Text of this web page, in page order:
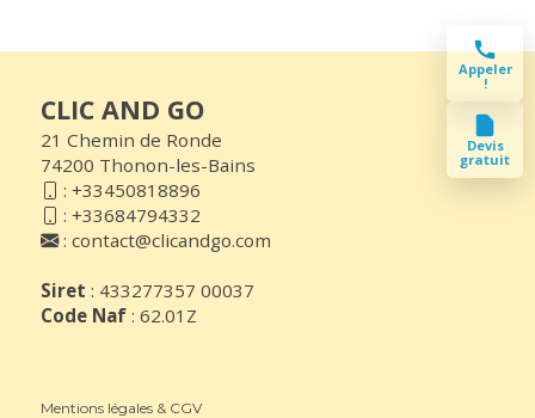
CLIC AND GO
21 Chemin de Ronde
74200 Thonon-les-Bains
: +33450818896
: +33684794332
: contact@clicandgo.com
Siret : 433277357 00037
Code Naf : 62.01Z
Mentions légales & CGV
Appeler
!
Devis
gratuit